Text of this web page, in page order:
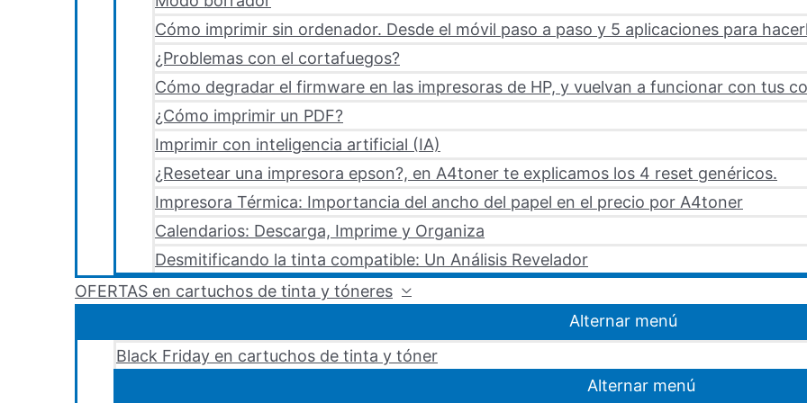
Cómo imprimir sin ordenador. Desde el móvil paso a paso y 5 aplicaciones para
¿Problemas con el cortafuegos?
Cómo degradar el firmware en las impresoras de HP, y vuelvan a funcionar con tus
¿Cómo imprimir un PDF?
Imprimir con inteligencia artificial (IA)
¿Resetear una impresora epson?, en A4toner te explicamos los 4 reset genéricos.
Impresora Térmica: Importancia del ancho del papel en el precio por A4toner
Calendarios: Descarga, Imprime y Organiza
Desmitificando la tinta compatible: Un Análisis Revelador
OFERTAS en cartuchos de tinta y tóneres
Alternar menú
Black Friday en cartuchos de tinta y tóner
Alternar menú